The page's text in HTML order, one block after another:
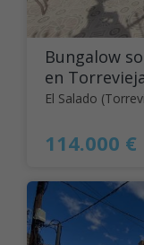
Bungalow
en
El Salado
114.000 €